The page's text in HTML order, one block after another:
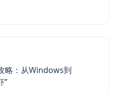
略：从Windows到
”